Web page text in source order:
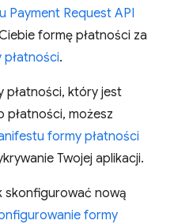
Payment Request API
formę płatności za
.
płatności, który jest
płatności, możesz
formy płatności
Twojej aplikacji.
skonfigurować nową
formy